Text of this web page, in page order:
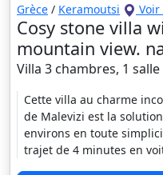
Grèce / Keramoutsi
Cosy stone villa
mountain view.
Villa 3 chambres, 1
Cette villa au charme
de Malevizi est la
environs en toute
trajet de 4 minutes en